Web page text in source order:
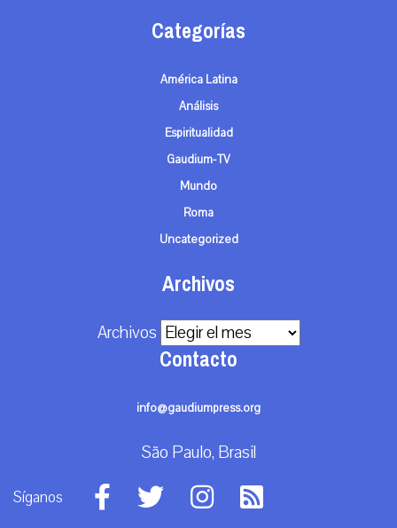
Categorías
América Latina
Análisis
Espiritualidad
Gaudium-TV
Mundo
Roma
Uncategorized
Archivos
Archivos
Contacto
info@gaudiumpress.org
São Paulo, Brasil
Síganos